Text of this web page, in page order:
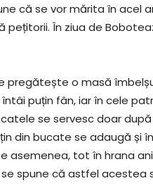
că se vor mărita în acel
pețitorii. În ziua de
pregătește o masă
puțin fân, iar în cele
se servesc doar
din bucate se adaugă și
asemenea, tot în hrana
spune că astfel